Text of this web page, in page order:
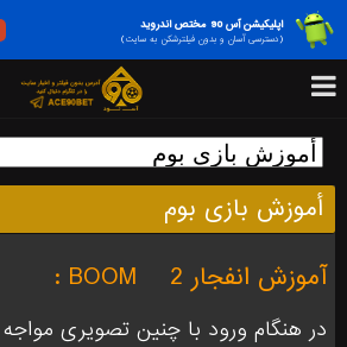
اپلیکیشن آس 90 مختص اندروید
(دسترسی آسان و بدون فیلترشکن به سایت)
أموزش بازی بوم
آموزش انفجار 2 BOOM :
در هنگام ورود با چنین تصویری